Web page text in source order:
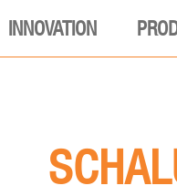
INNOVATION